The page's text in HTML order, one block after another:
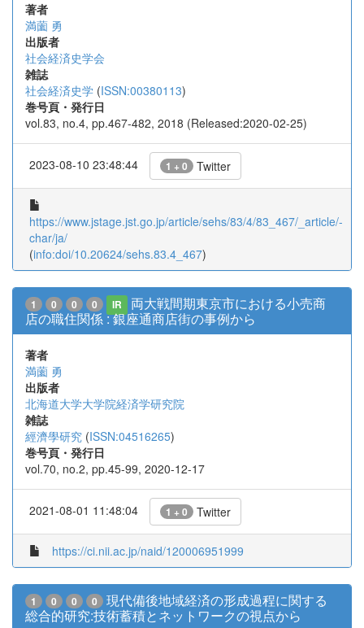
著者
満薗 勇
出版者
社会経済史学会
雑誌
社会経済史学 (ISSN:00380113)
巻号頁・発行日
vol.83, no.4, pp.467-482, 2018 (Released:2020-02-25)
2023-08-10 23:48:44 1 + 0 Twitter
https://www.jstage.jst.go.jp/article/sehs/83/4/83_467/_article/-
char/ja/
(info:doi/10.20624/sehs.83.4_467)
1 0 0 0 IR
両大戦間期東京市における小売商
店の職住関係 : 銀座通商店街の事例から
著者
満薗 勇
出版者
北海道大学大学院経済学研究院
雑誌
經濟學研究 (ISSN:04516265)
巻号頁・発行日
vol.70, no.2, pp.45-99, 2020-12-17
2021-08-01 11:48:04 1 + 0 Twitter
https://ci.nii.ac.jp/naid/120006951999
1 0 0 0
現代備後地域経済の形成過程に関する
総合的研究:技術蓄積とネットワークの視点から